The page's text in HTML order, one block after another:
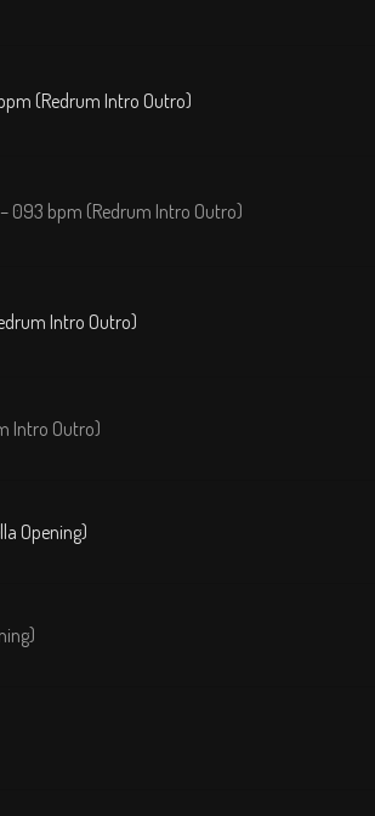
bpm (Redrum Intro Outro)
093 bpm (Redrum Intro Outro)
Intro Outro)
Intro Outro)
Opening)